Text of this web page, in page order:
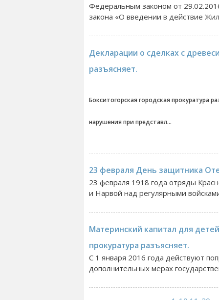
Федеральным законом от
закона «О введении в действие
Декларации о сделках с
разъясняет.
Бокситогорская городская прокуратура
нарушения при представл...
23 февраля День защитника
23 февраля 1918 года отряды
и Нарвой над регулярными
Материнский капитал для
прокуратура разъясняет.
С 1 января 2016 года действуют
дополнительных мерах